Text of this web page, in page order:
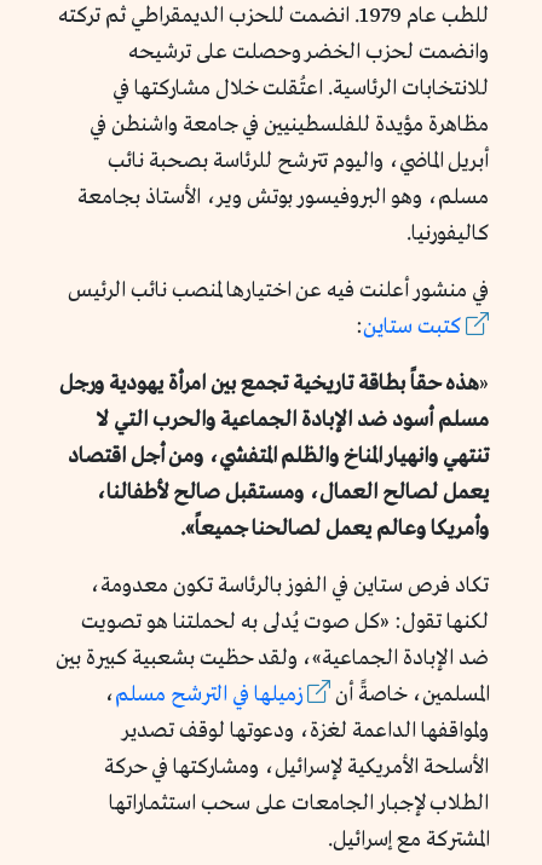
للطب عام 1979. انضمت للحزب الديمقراطي ثم تركته
وانضمت لحزب الخضر وحصلت على ترشيحه
للانتخابات الرئاسية. اعتُقلت خلال مشاركتها في
مظاهرة مؤيدة للفلسطينيين في جامعة واشنطن في
أبريل الماضي، واليوم تترشح للرئاسة بصحبة نائب
مسلم، وهو البروفيسور بوتش وير، الأستاذ بجامعة
كاليفورنيا.
في منشور أعلنت فيه عن اختيارها لمنصب نائب الرئيس
كتبت ستاين:
«هذه حقاً بطاقة تاريخية تجمع بين امرأة يهودية ورجل
مسلم أسود ضد الإبادة الجماعية والحرب التي لا
تنتهي وانهيار المناخ والظلم المتفشي، ومن أجل اقتصاد
يعمل لصالح العمال، ومستقبل صالح لأطفالنا،
وأمريكا وعالم يعمل لصالحنا جميعاً».
تكاد فرص ستاين في الفوز بالرئاسة تكون معدومة،
لكنها تقول: «كل صوت يُدلى به لحملتنا هو تصويت
ضد الإبادة الجماعية»، ولقد حظيت بشعبية كبيرة بين
المسلمين، خاصةً أن
زميلها في الترشح مسلم،
ولمواقفها الداعمة لغزة، ودعوتها لوقف تصدير
الأسلحة الأمريكية لإسرائيل، ومشاركتها في حركة
الطلاب لإجبار الجامعات على سحب استثماراتها
المشتركة مع إسرائيل.